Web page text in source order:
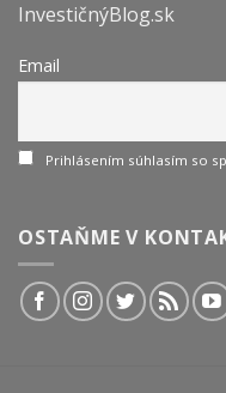
InvestičnýBlog.sk
Email
Prihlásením súhlasím so
OSTAŇME V